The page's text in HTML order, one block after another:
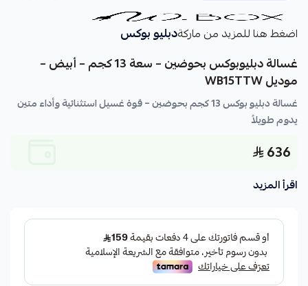
اضغط هنا للمزيد من ماركةدبليو بوكس
غسالة دبليوبوكس بحوضين – سعة 13 كجم – أبيض –
موديل WB15TTW
غسالة دبليو بوكس 13 كجم بحوضين – قوة غسيل استثنائية وأداء متين
يدوم طويلاً
636
اقرأ المزيد